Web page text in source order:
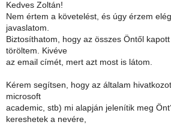
Kedves Zoltán!
Nem értem a követelést, és úgy érzem
javaslatom.
Biztosíthatom, hogy az összes Öntől
töröltem. Kivéve
az email címét, mert azt most is látom.
Kérem segítsen, hogy az általam
microsoft
academic, stb) mi alapján jelenítik meg
kereshetek a nevére,